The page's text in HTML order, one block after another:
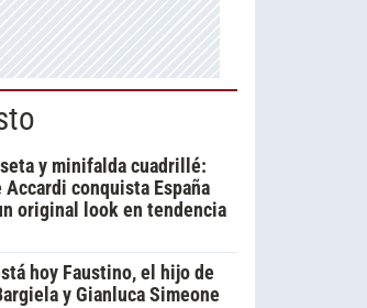
y minifalda cuadrillé:
Accardi conquista España
original look en tendencia
hoy Faustino, el hijo de
y Gianluca Simeone